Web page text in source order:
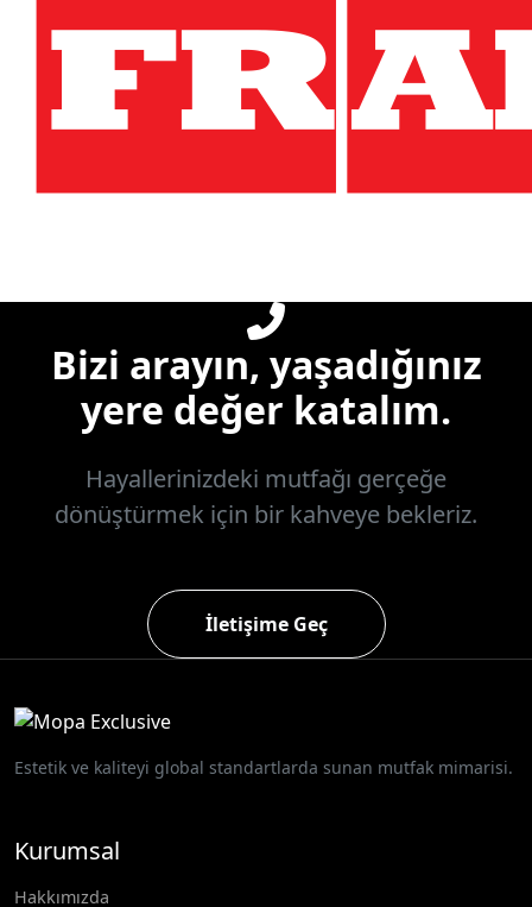
Bizi arayın, yaşadığınız
yere değer katalım.
Hayallerinizdeki mutfağı gerçeğe
dönüştürmek için bir kahveye bekleriz.
İletişime Geç
Estetik ve kaliteyi global standartlarda sunan mutfak mimarisi.
Kurumsal
Hakkımızda